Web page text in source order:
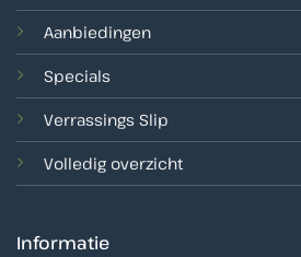
Aanbiedingen
Specials
Verrassings Slip
Volledig overzicht
Informatie